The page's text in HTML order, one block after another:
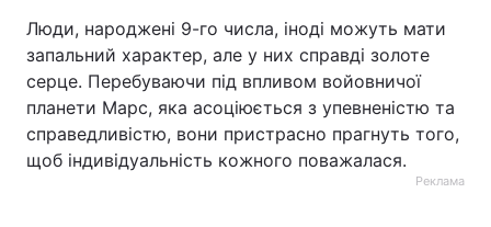
Люди, народжені 9-го числа, іноді можуть мати
запальний характер, але у них справді золоте
серце. Перебуваючи під впливом войовничої
планети Марс, яка асоціюється з упевненістю та
справедливістю, вони пристрасно прагнуть того,
щоб індивідуальність кожного поважалася.
Реклама